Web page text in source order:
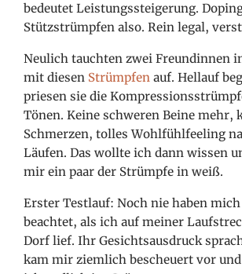
bedeutet Leistungssteigerung.
Stützstrümpfen also. Rein legal,
Neulich tauchten zwei Freundinnen
mit diesen Strümpfen auf. Hellauf
priesensie die
Tönen. Keine schweren Beine mehr,
Schmerzen, tolles Wohlfühlfeeling
Läufen. Das wollte ich dann wissen
mir ein paar der Strümpfe in weiß.
Erster Testlauf: Noch nie haben
beachtet, als ich auf meiner
Dorf lief. Ihr Gesichtsausdruck
kam mir ziemlich bescheuert vor